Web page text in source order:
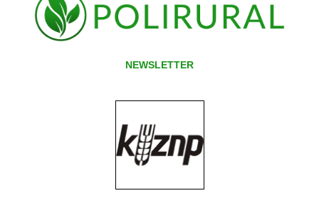
NEWSLETTER